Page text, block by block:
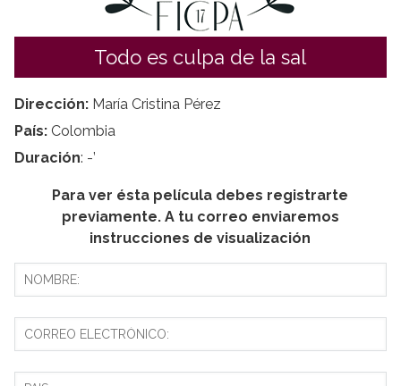
Todo es culpa de la sal
Dirección: María Cristina Pérez
País: Colombia
Duración: -’
Para ver ésta película debes registrarte
previamente. A tu correo enviaremos
instrucciones de visualización